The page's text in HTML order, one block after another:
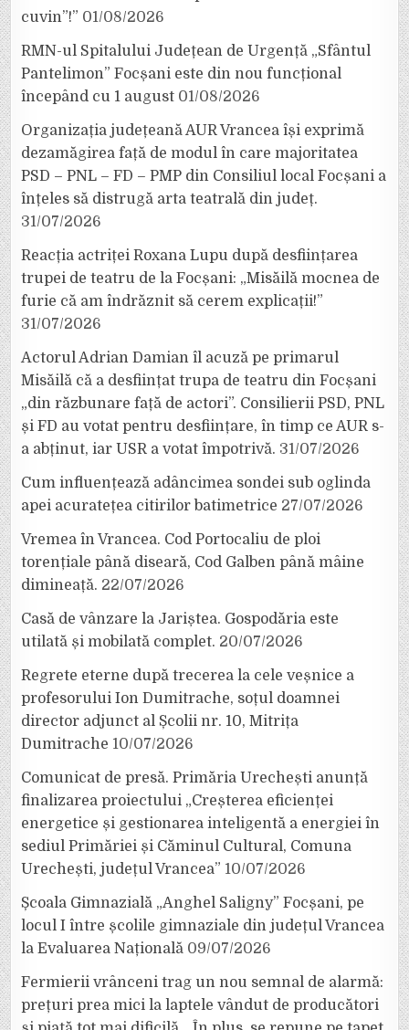
cuvin”!” 01/08/2026
RMN-ul Spitalului Județean de Urgență „Sfântul
Pantelimon” Focșani este din nou funcțional
începând cu 1 august 01/08/2026
Organizația județeană AUR Vrancea își exprimă
dezamăgirea față de modul în care majoritatea
PSD – PNL – FD – PMP din Consiliul local Focșani a
înțeles să distrugă arta teatrală din județ.
31/07/2026
Reacția actriței Roxana Lupu după desființarea
trupei de teatru de la Focșani: „Misăilă mocnea de
furie că am îndrăznit să cerem explicații!”
31/07/2026
Actorul Adrian Damian îl acuză pe primarul
Misăilă că a desființat trupa de teatru din Focșani
„din răzbunare față de actori”. Consilierii PSD, PNL
și FD au votat pentru desființare, în timp ce AUR s-
a abținut, iar USR a votat împotrivă. 31/07/2026
Cum influențează adâncimea sondei sub oglinda
apei acuratețea citirilor batimetrice 27/07/2026
Vremea în Vrancea. Cod Portocaliu de ploi
torențiale până diseară, Cod Galben până mâine
dimineață. 22/07/2026
Casă de vânzare la Jariștea. Gospodăria este
utilată și mobilată complet. 20/07/2026
Regrete eterne după trecerea la cele veșnice a
profesorului Ion Dumitrache, soțul doamnei
director adjunct al Școlii nr. 10, Mitrița
Dumitrache 10/07/2026
Comunicat de presă. Primăria Urechești anunță
finalizarea proiectului „Creșterea eficienței
energetice și gestionarea inteligentă a energiei în
sediul Primăriei și Căminul Cultural, Comuna
Urechești, județul Vrancea” 10/07/2026
Școala Gimnazială „Anghel Saligny” Focșani, pe
locul I între școlile gimnaziale din județul Vrancea
la Evaluarea Națională 09/07/2026
Fermierii vrânceni trag un nou semnal de alarmă:
prețuri prea mici la laptele vândut de producători